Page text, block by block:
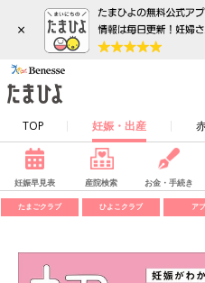
×
TOP 妊娠・出産
妊娠早見表 産院検索 お金・手続き
たまごクラブ ひよこクラブ ア